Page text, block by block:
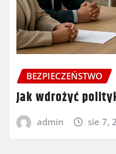
BEZPIECZEŃSTWO
Jak wdrożyć
admin sie 7,